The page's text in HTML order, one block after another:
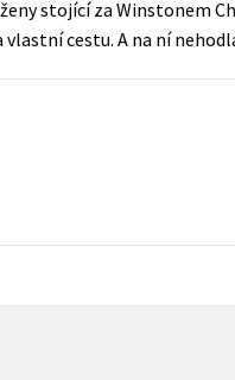
Populárně - naučná pro
Populárně - naučné pro
stojící za Winstonem
cestu. A na ní